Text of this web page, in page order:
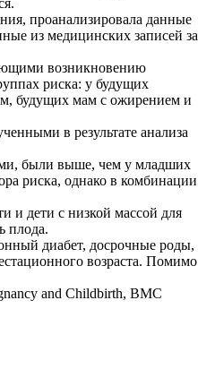
проанализировала данные
из медицинских записей за
возникновению
риска: у будущих
будущих мам с ожирением и
в результате анализа
были выше, чем у младших
риска, однако в комбинации
и дети с низкой массой для
плода.
диабет, досрочные роды,
возраста. Помимо
and Childbirth, BMC